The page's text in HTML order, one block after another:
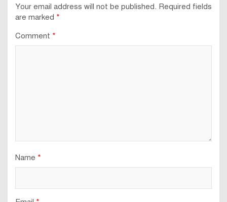
Your email address will not be published. Required fields
are marked *
Comment *
Name *